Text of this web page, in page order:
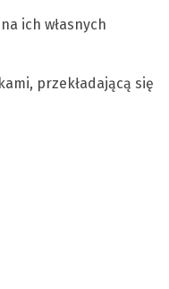
ich własnych
przekładającą się